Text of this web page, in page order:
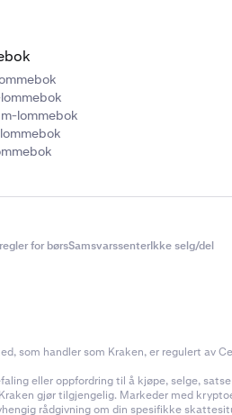
lommebok
for børsSamsvarssenterIkke selg/del
som handler som Kraken, er regulert av
eller oppfordring til å kjøpe, selge,
gjør tilgjengelig. Markeder med
rådgivning om din spesifikke